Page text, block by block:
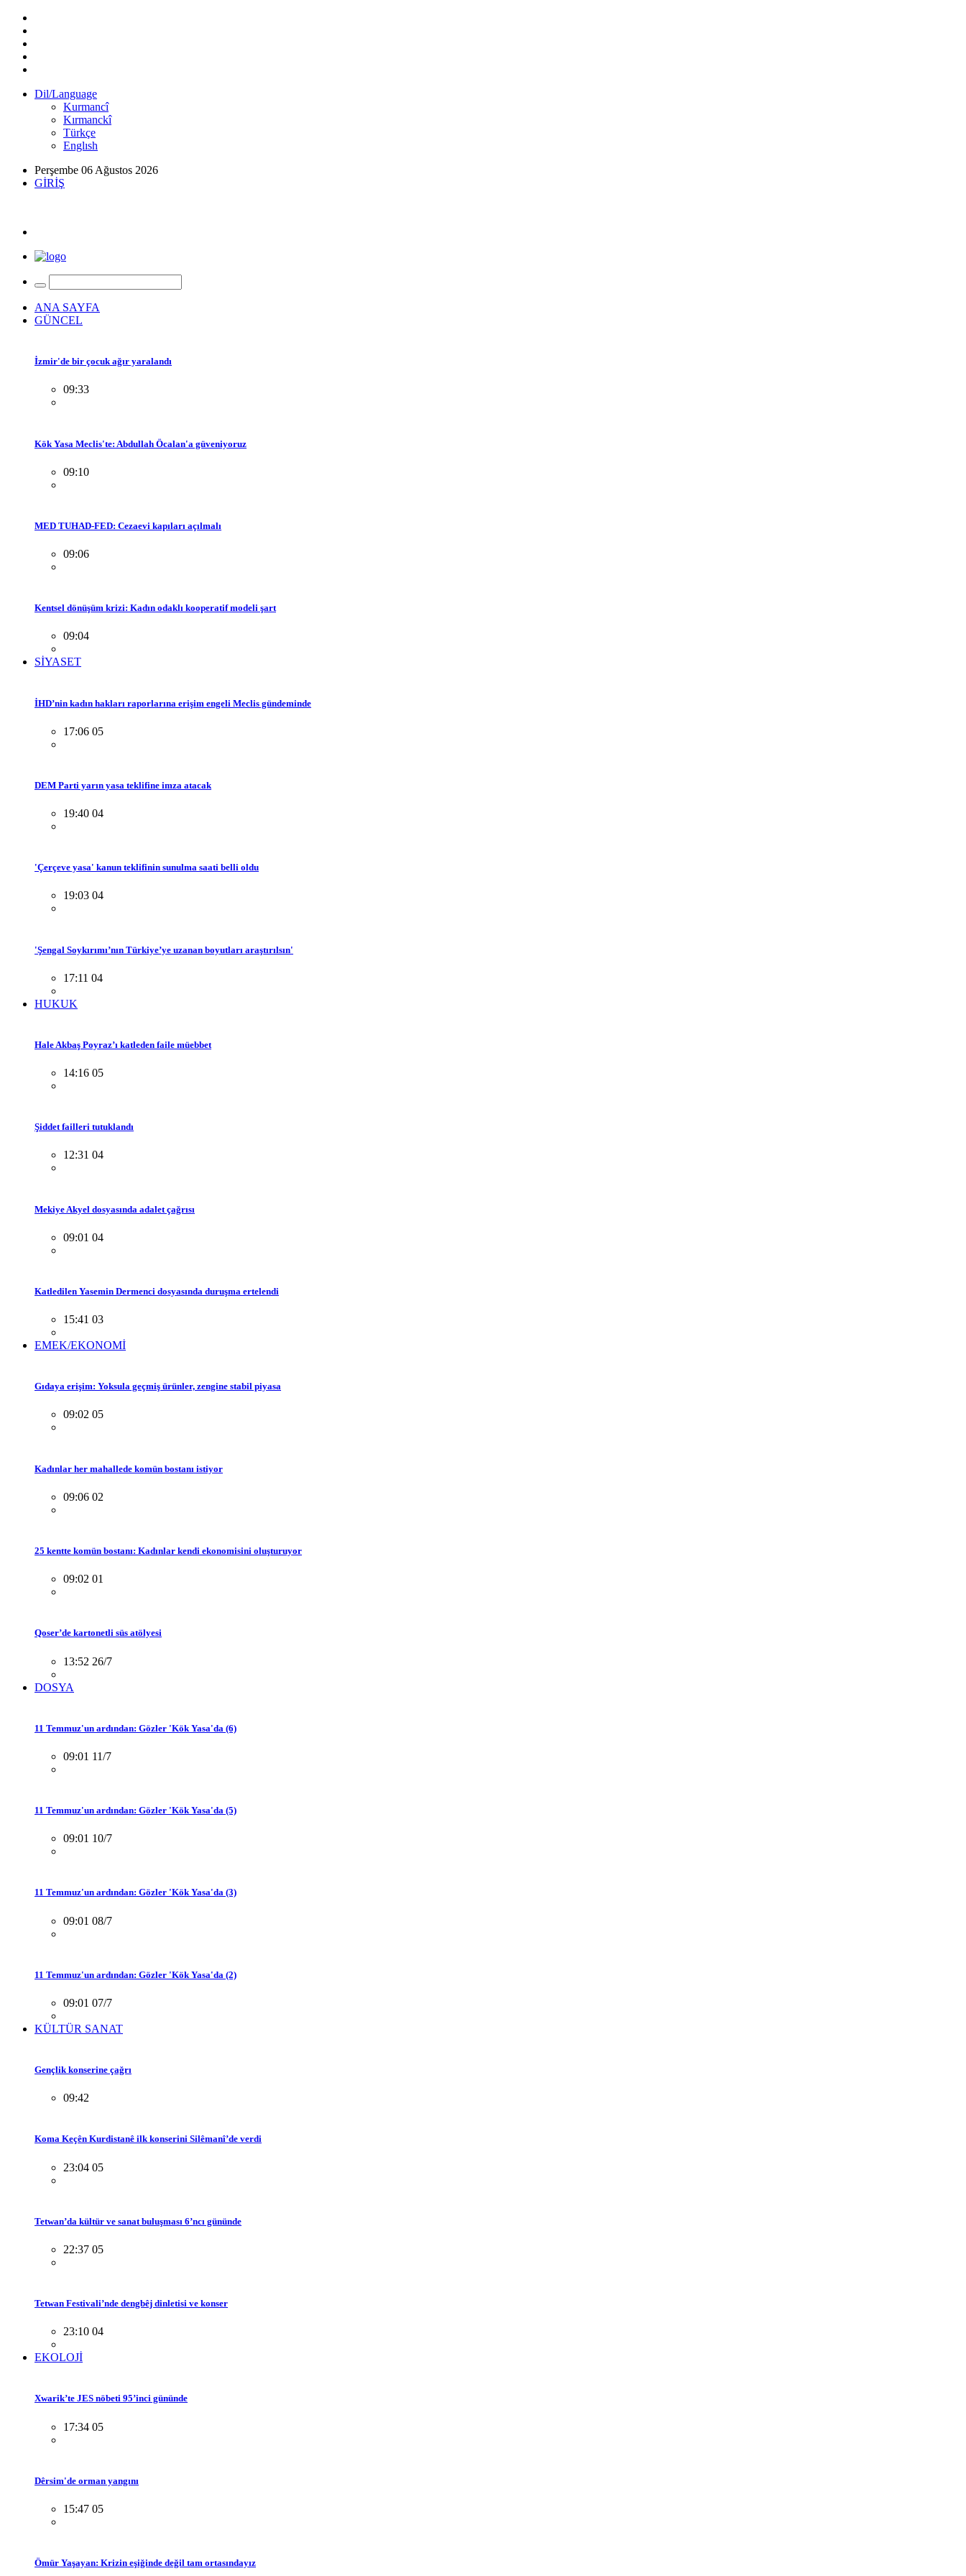
Dil/Language
Kurmancî
Kırmanckî
Türkçe
Englısh
Perşembe 06 Ağustos 2026
GİRİŞ
ANA SAYFA
GÜNCEL
İzmir'de bir çocuk ağır yaralandı
09:33
Kök Yasa Meclis'te: Abdullah Öcalan'a güveniyoruz
09:10
MED TUHAD-FED: Cezaevi kapıları açılmalı
09:06
Kentsel dönüşüm krizi: Kadın odaklı kooperatif modeli şart
09:04
SİYASET
İHD’nin kadın hakları raporlarına erişim engeli Meclis gündeminde
17:06 05
DEM Parti yarın yasa teklifine imza atacak
19:40 04
'Çerçeve yasa' kanun teklifinin sunulma saati belli oldu
19:03 04
'Şengal Soykırımı’nın Türkiye’ye uzanan boyutları araştırılsın'
17:11 04
HUKUK
Hale Akbaş Poyraz’ı katleden faile müebbet
14:16 05
Şiddet failleri tutuklandı
12:31 04
Mekiye Akyel dosyasında adalet çağrısı
09:01 04
Katledilen Yasemin Dermenci dosyasında duruşma ertelendi
15:41 03
EMEK/EKONOMİ
Gıdaya erişim: Yoksula geçmiş ürünler, zengine stabil piyasa
09:02 05
Kadınlar her mahallede komün bostanı istiyor
09:06 02
25 kentte komün bostanı: Kadınlar kendi ekonomisini oluşturuyor
09:02 01
Qoser’de kartonetli süs atölyesi
13:52 26/7
DOSYA
11 Temmuz'un ardından: Gözler 'Kök Yasa'da (6)
09:01 11/7
11 Temmuz'un ardından: Gözler 'Kök Yasa'da (5)
09:01 10/7
11 Temmuz'un ardından: Gözler 'Kök Yasa'da (3)
09:01 08/7
11 Temmuz'un ardından: Gözler 'Kök Yasa'da (2)
09:01 07/7
KÜLTÜR SANAT
Gençlik konserine çağrı
09:42
Koma Keçên Kurdistanê ilk konserini Silêmanî’de verdi
23:04 05
Tetwan’da kültür ve sanat buluşması 6’ncı gününde
22:37 05
Tetwan Festivali’nde dengbêj dinletisi ve konser
23:10 04
EKOLOJİ
Xwarik’te JES nöbeti 95’inci gününde
17:34 05
Dêrsim'de orman yangını
15:47 05
Ömür Yaşayan: Krizin eşiğinde değil tam ortasındayız